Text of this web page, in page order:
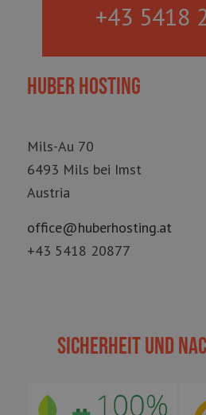
+43 5418
Huber Hosting
Mils-Au 70
6493 Mils bei Imst
Austria
office@huberhosting.at
+43 5418 20877
Sicherheit und